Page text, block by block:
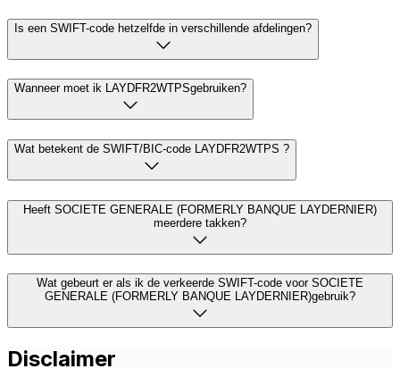
Is een SWIFT-code hetzelfde in verschillende afdelingen?
Wanneer moet ik LAYDFR2WTPSgebruiken?
Wat betekent de SWIFT/BIC-code LAYDFR2WTPS ?
Heeft SOCIETE GENERALE (FORMERLY BANQUE LAYDERNIER)
meerdere takken?
Wat gebeurt er als ik de verkeerde SWIFT-code voor SOCIETE
GENERALE (FORMERLY BANQUE LAYDERNIER)gebruik?
Disclaimer